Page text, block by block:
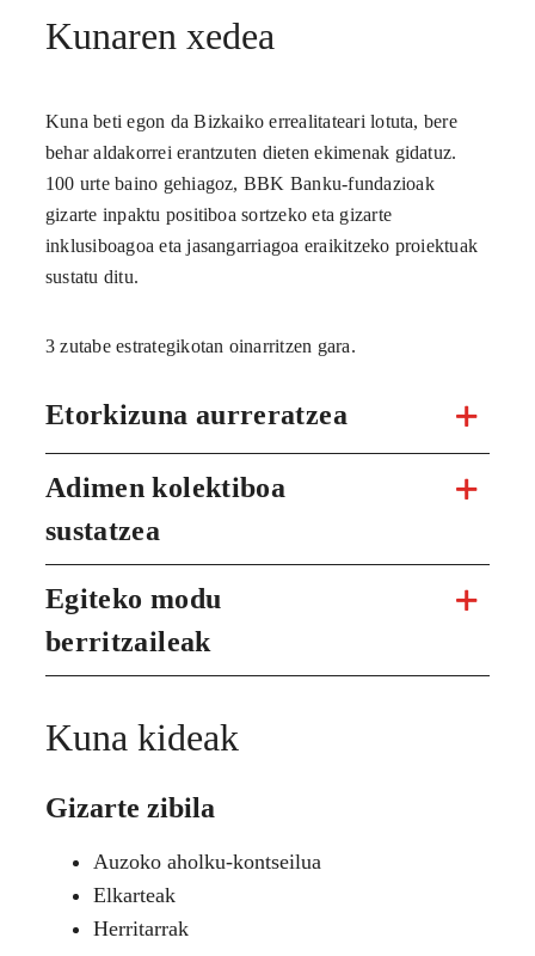
Kunaren xedea
Kuna beti egon da Bizkaiko errealitateari lotuta, bere
behar aldakorrei erantzuten dieten ekimenak gidatuz.
100 urte baino gehiagoz, BBK Banku-fundazioak
gizarte inpaktu positiboa sortzeko eta gizarte
inklusiboagoa eta jasangarriagoa eraikitzeko proiektuak
sustatu ditu.
3 zutabe estrategikotan oinarritzen gara.
Etorkizuna aurreratzea
Adimen kolektiboa
sustatzea
Egiteko modu
berritzaileak
Kuna kideak
Gizarte zibila
Auzoko aholku-kontseilua
Elkarteak
Herritarrak